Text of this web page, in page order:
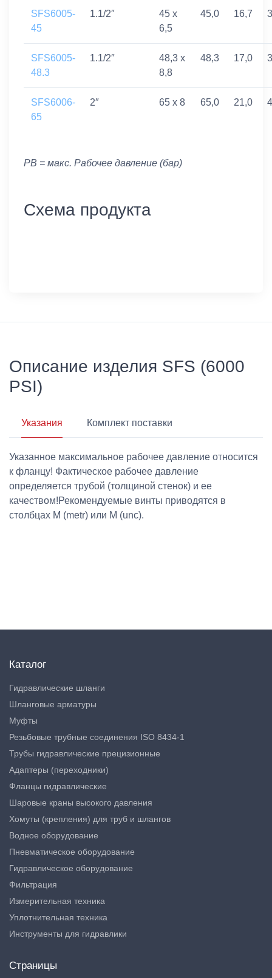
SFS6005-
45
1.1/2″
45 x
6,5
45,0 16,7
SFS6005-
48.3
1.1/2″
48,3 x
8,8
48,3 17,0
SFS6006-
65
2″ 65 x 8 65,0 21,0
PB = макс. Рабочее давление (бар)
Схема продукта
Описание изделия SFS (6000
PSI)
Указания Комплект поставки
Указанное максимальное рабочее давление относится
к фланцу! Фактическое рабочее давление
определяется трубой (толщиной стенок) и ее
качеством!Рекомендуемые винты приводятся в
столбцах M (metr) или M (unc).
Каталог
Гидравлические шланги
Шланговые арматуры
Муфты
Резьбовые трубные соединения ISO 8434-1
Трубы гидравлические прецизионные
Адаптеры (переходники)
Фланцы гидравлические
Шаровые краны высокого давления
Хомуты (крепления) для труб и шлангов
Водное оборудование
Пневматическое оборудование
Гидравлическое оборудование
Фильтрация
Измерительная техника
Уплотнительная техника
Инструменты для гидравлики
Страницы